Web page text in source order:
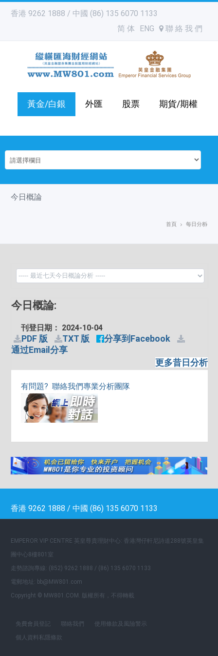
香港 9262 1888 / 中國 (86) 135 6070 1133
简 体
ENG 聯 絡 我 們
黃金/白銀 外匯 股票 期貨/期權
今日概論
首頁 每日分析
今日概論:
刊登日期： 2024-10-04
PDF 版 TXT 版
分享到Facebook
通过Email分享
更多昔日分析
有問題? 聯絡我們專業分析團隊
香港 9262 1888 / 中國 (86) 135 6070 1133
EMPEROR VIP CENTRE 英皇尊貴理財中心: 香港灣仔軒尼詩道288號英皇集
團中心8樓801室
走勢諮詢專線: (852) 9262 1888 / (86) 135 6070 1133
電郵地址: bb@MW801.com
Copyright © MW801.COM. 版權所有，不得轉載
免費會員登記 聯絡我們
使用條款及風險警示
個人資料私隱條款